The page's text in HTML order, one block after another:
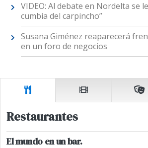
VIDEO: Al debate en Nordelta se
cumbia del carpincho”
Susana Giménez reaparecerá
en un foro de negocios
Restaurantes
El mundo en un bar.